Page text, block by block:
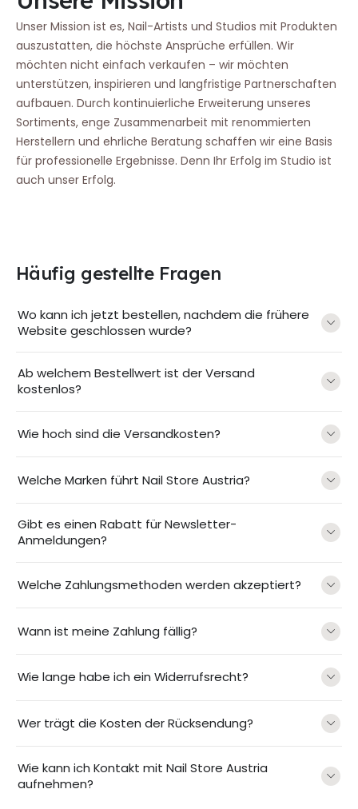
Unser Mission ist es, Nail-Artists und Studios mit Produkten
auszustatten, die höchste Ansprüche erfüllen. Wir
möchten nicht einfach verkaufen – wir möchten
unterstützen, inspirieren und langfristige Partnerschaften
aufbauen. Durch kontinuierliche Erweiterung unseres
Sortiments, enge Zusammenarbeit mit renommierten
Herstellern und ehrliche Beratung schaffen wir eine Basis
für professionelle Ergebnisse. Denn Ihr Erfolg im Studio ist
auch unser Erfolg.
Häufig gestellte Fragen
Wo kann ich jetzt bestellen, nachdem die frühere
Website geschlossen wurde?
Ab welchem Bestellwert ist der Versand
kostenlos?
Wie hoch sind die Versandkosten?
Welche Marken führt Nail Store Austria?
Gibt es einen Rabatt für Newsletter-
Anmeldungen?
Welche Zahlungsmethoden werden akzeptiert?
Wann ist meine Zahlung fällig?
Wie lange habe ich ein Widerrufsrecht?
Wer trägt die Kosten der Rücksendung?
Wie kann ich Kontakt mit Nail Store Austria
aufnehmen?